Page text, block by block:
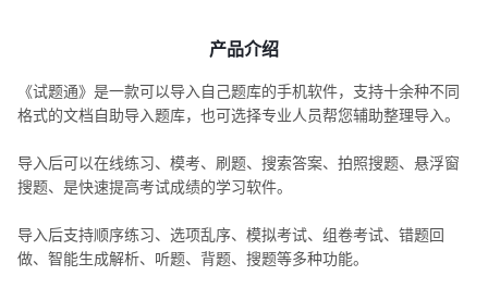
产品介绍
《试题通》是一款可以导入自己题库的手机软件，支持十余种不同
格式的文档自助导入题库，也可选择专业人员帮您辅助整理导入。
导入后可以在线练习、模考、刷题、搜索答案、拍照搜题、悬浮窗
搜题、是快速提高考试成绩的学习软件。
导入后支持顺序练习、选项乱序、模拟考试、组卷考试、错题回
做、智能生成解析、听题、背题、搜题等多种功能。